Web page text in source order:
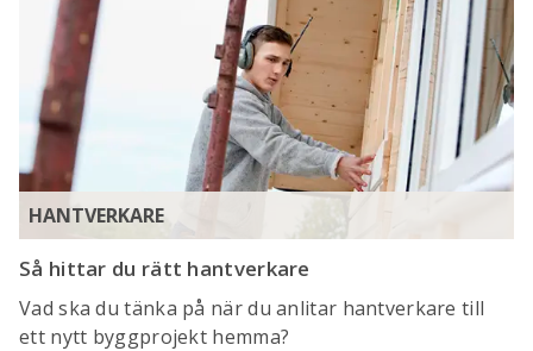
HANTVERKARE
Så hittar du rätt hantverkare
Vad ska du tänka på när du anlitar hantverkare till
ett nytt byggprojekt hemma?